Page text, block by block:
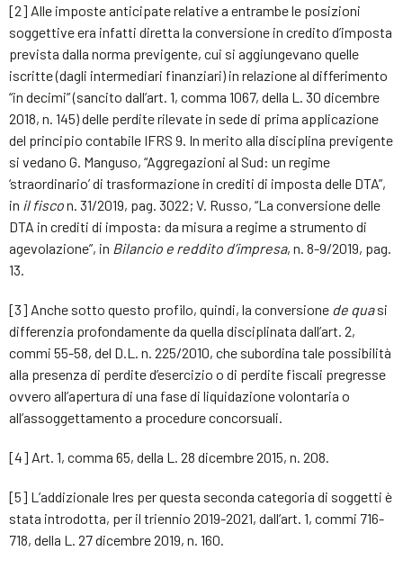
[2] Alle imposte anticipate relative a entrambe le posizioni
soggettive era infatti diretta la conversione in credito d’imposta
prevista dalla norma previgente, cui si aggiungevano quelle
iscritte (dagli intermediari finanziari) in relazione al differimento
“in decimi” (sancito dall’art. 1, comma 1067, della L. 30 dicembre
2018, n. 145) delle perdite rilevate in sede di prima applicazione
del principio contabile IFRS 9. In merito alla disciplina previgente
si vedano G. Manguso, “Aggregazioni al Sud: un regime
‘straordinario’ di trasformazione in crediti di imposta delle DTA”,
in il fiscon. 31/2019, pag. 3022; V. Russo, “La conversione delle
DTA in crediti di imposta: da misura a regime a strumento di
agevolazione”, in Bilancio e reddito d’impresa, n. 8-9/2019, pag.
13.
[3] Anche sotto questo profilo, quindi, la conversione de quasi
differenzia profondamente da quella disciplinata dall’art. 2,
commi 55-58, del D.L. n. 225/2010, che subordina tale possibilità
alla presenza di perdite d’esercizio o di perdite fiscali pregresse
ovvero all’apertura di una fase di liquidazione volontaria o
all’assoggettamento a procedure concorsuali.
[4] Art. 1, comma 65, della L. 28 dicembre 2015, n. 208.
[5] L’addizionale Ires per questa seconda categoria di soggetti è
stata introdotta, per il triennio 2019-2021, dall’art. 1, commi 716-
718, della L. 27 dicembre 2019, n. 160.